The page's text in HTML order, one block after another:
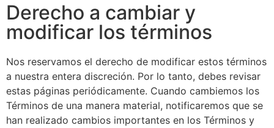
Derecho a cambiar y
modificar los términos
Nos reservamos el derecho de modificar estos términos
a nuestra entera discreción. Por lo tanto, debes revisar
estas páginas periódicamente. Cuando cambiemos los
Términos de una manera material, notificaremos que se
han realizado cambios importantes en los Términos y